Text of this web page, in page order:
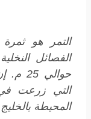
التمر هو
الفصائل
حوالي
التي زرعت في
المحيطة